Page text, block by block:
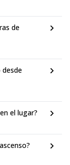
de
desde
el lugar?